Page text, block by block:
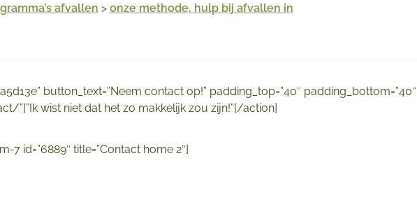
afvallen > onze methode, hulp bij afvallen in
button_text=”Neem contact op!” padding_top=”40″ padding_bottom=”40″
wist niet dat het zo makkelijk zou zijn!”[/action]
7 id=”6889″ title=”Contact home 2″]